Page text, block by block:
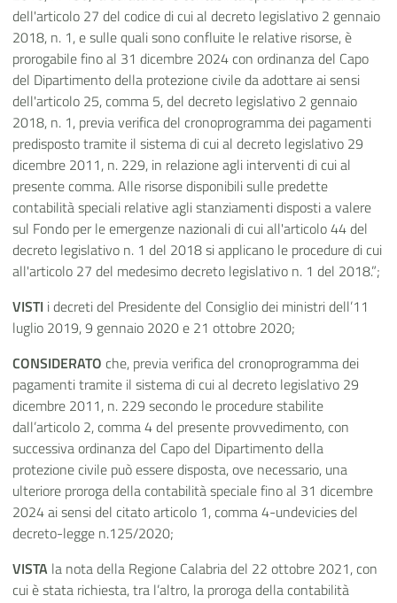
dell'articolo 27 del codice di cui al decreto legislativo 2 gennaio
2018, n. 1, e sulle quali sono confluite le relative risorse, è
prorogabile fino al 31 dicembre 2024 con ordinanza del Capo
del Dipartimento della protezione civile da adottare ai sensi
dell'articolo 25, comma 5, del decreto legislativo 2 gennaio
2018, n. 1, previa verifica del cronoprogramma dei pagamenti
predisposto tramite il sistema di cui al decreto legislativo 29
dicembre 2011, n. 229, in relazione agli interventi di cui al
presente comma. Alle risorse disponibili sulle predette
contabilità speciali relative agli stanziamenti disposti a valere
sul Fondo per le emergenze nazionali di cui all'articolo 44 del
decreto legislativo n. 1 del 2018 si applicano le procedure di cui
all'articolo 27 del medesimo decreto legislativo n. 1 del 2018.”;
VISTI i decreti del Presidente del Consiglio dei ministri dell’11
luglio 2019, 9 gennaio 2020 e 21 ottobre 2020;
CONSIDERATO che, previa verifica del cronoprogramma dei
pagamenti tramite il sistema di cui al decreto legislativo 29
dicembre 2011, n. 229 secondo le procedure stabilite
dall’articolo 2, comma 4 del presente provvedimento, con
successiva ordinanza del Capo del Dipartimento della
protezione civile può essere disposta, ove necessario, una
ulteriore proroga della contabilità speciale fino al 31 dicembre
2024 ai sensi del citato articolo 1, comma 4-undevicies del
decreto-legge n.125/2020;
VISTA la nota della Regione Calabria del 22 ottobre 2021, con
cui è stata richiesta, tra l’altro, la proroga della contabilità